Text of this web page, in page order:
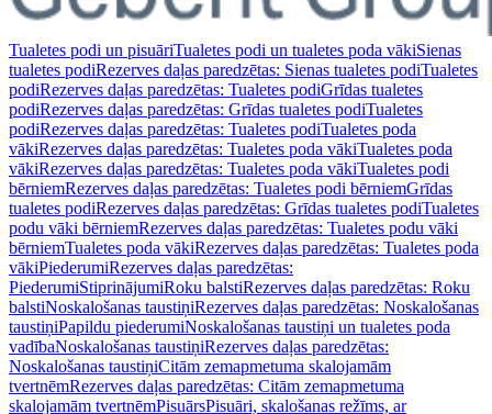
Tualetes podi un pisuāriTualetes podi un tualetes poda vākiSienas
tualetes podiRezerves daļas paredzētas: Sienas tualetes podiTualetes
podiRezerves daļas paredzētas: Tualetes podiGrīdas tualetes
podiRezerves daļas paredzētas: Grīdas tualetes podiTualetes
podiRezerves daļas paredzētas: Tualetes podiTualetes poda
vākiRezerves daļas paredzētas: Tualetes poda vākiTualetes poda
vākiRezerves daļas paredzētas: Tualetes poda vākiTualetes podi
bērniemRezerves daļas paredzētas: Tualetes podi bērniemGrīdas
tualetes podiRezerves daļas paredzētas: Grīdas tualetes podiTualetes
podu vāki bērniemRezerves daļas paredzētas: Tualetes podu vāki
bērniemTualetes poda vākiRezerves daļas paredzētas: Tualetes poda
vākiPiederumiRezerves daļas paredzētas:
PiederumiStiprinājumiRoku balstiRezerves daļas paredzētas: Roku
balstiNoskalošanas taustiņiRezerves daļas paredzētas: Noskalošanas
taustiņiPapildu piederumiNoskalošanas taustiņi un tualetes poda
vadībaNoskalošanas taustiņiRezerves daļas paredzētas:
Noskalošanas taustiņiCitām zemapmetuma skalojamām
tvertnēmRezerves daļas paredzētas: Citām zemapmetuma
skalojamām tvertnēmPisuārsPisuāri, skalošanas režīms, ar